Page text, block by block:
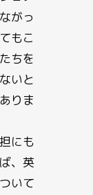
がっ
もこ
ちを
いと
りま
にも
、英
いて